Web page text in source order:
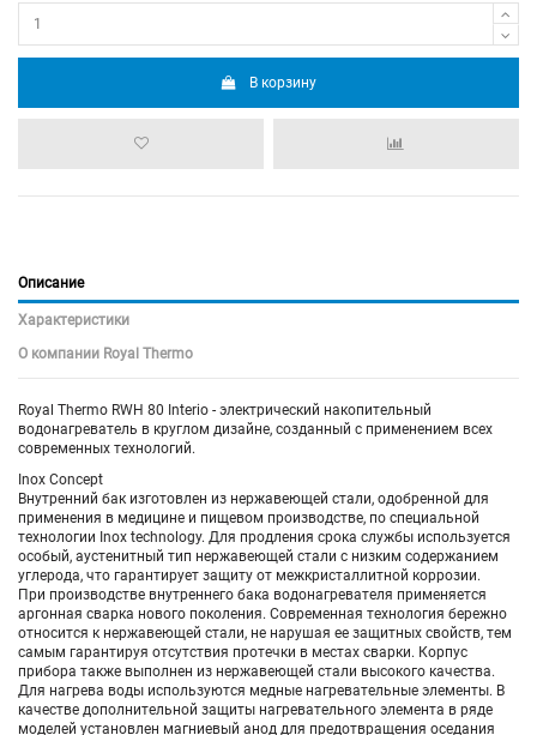
В корзину
Описание
Характеристики
О компании Royal Thermo
Royal Thermo RWH 80 Interio - электрический накопительный
водонагреватель в круглом дизайне, созданный с применением всех
современных технологий.
Inox Concept
Внутренний бак изготовлен из нержавеющей стали, одобренной для
применения в медицине и пищевом производстве, по специальной
технологии Inox technology. Для продления срока службы используется
особый, аустенитный тип нержавеющей стали с низким содержанием
углерода, что гарантирует защиту от межкристаллитной коррозии.
При производстве внутреннего бака водонагревателя применяется
аргонная сварка нового поколения. Современная технология бережно
относится к нержавеющей стали, не нарушая ее защитных свойств, тем
самым гарантируя отсутствия протечки в местах сварки. Корпус
прибора также выполнен из нержавеющей стали высокого качества.
Для нагрева воды используются медные нагревательные элементы. В
качестве дополнительной защиты нагревательного элемента в ряде
моделей установлен магниевый анод для предотвращения оседания